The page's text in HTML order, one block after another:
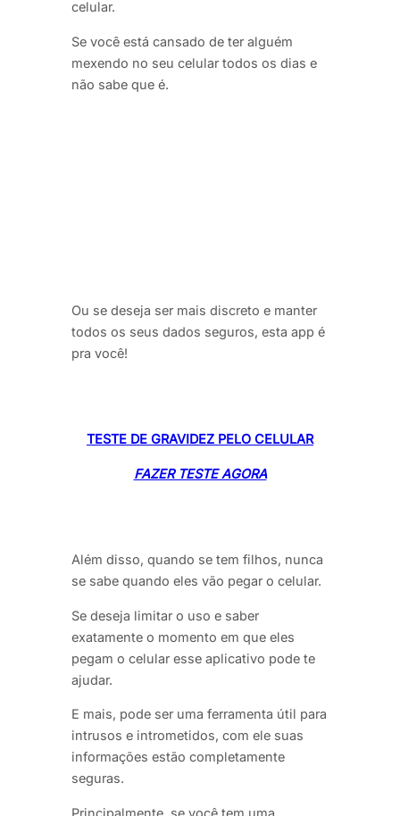
celular.
Se você está cansado de ter alguém
mexendo no seu celular todos os dias e
não sabe que é.
Ou se deseja ser mais discreto e manter
todos os seus dados seguros, esta app é
pra você!
TESTE DE GRAVIDEZ PELO CELULAR
FAZER TESTE AGORA
Além disso, quando se tem filhos, nunca
se sabe quando eles vão pegar o celular.
Se deseja limitar o uso e saber
exatamente o momento em que eles
pegam o celular esse aplicativo pode te
ajudar.
E mais, pode ser uma ferramenta útil para
intrusos e intrometidos, com ele suas
informações estão completamente
seguras.
Principalmente, se você tem uma